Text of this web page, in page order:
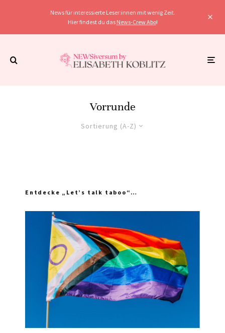
News für interessierte Leser:innen mit wenig Zeit.
Hier findest du das News-Crew Abo!
Vorrunde
Sortierung (A-Z)
Entdecke „Let’s talk taboo“…